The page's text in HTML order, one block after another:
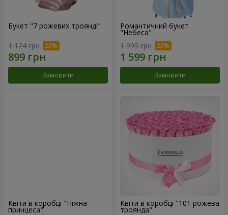
Букет "7 рожевих троянд!"
1 124 грн
Замовити
Романтичний букет
"Небеса"
1 999 грн
Замовити
Квіти в коробці "Ніжна
принцеса"
Квіти в коробці "101 рожева
троянда"